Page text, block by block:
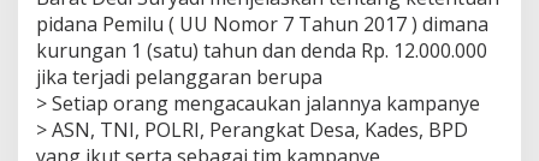
pidana Pemilu ( UU Nomor 7 Tahun 2017 ) dimana
kurungan 1 (satu) tahun dan denda Rp. 12.000.000
jika terjadi pelanggaran berupa
> Setiap orang mengacaukan jalannya kampanye
> ASN, TNI, POLRI, Perangkat Desa, Kades, BPD